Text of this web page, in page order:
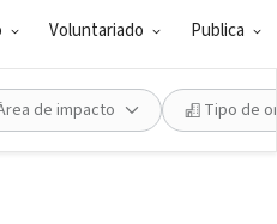
Voluntariado Publica
de impacto Tipo de